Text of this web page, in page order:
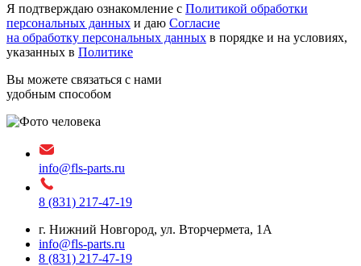
Я подтверждаю ознакомление с Политикой обработки
персональных данных и даю Согласие
на обработку персональных данных в порядке и на условиях,
указанных в Политике
Вы можете связаться с нами
удобным способом
info@fls-parts.ru
8 (831) 217-47-19
г. Нижний Новгород, ул. Вторчермета, 1А
info@fls-parts.ru
8 (831) 217-47-19